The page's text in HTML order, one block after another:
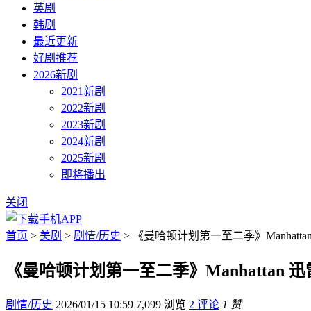
英剧
韩剧
最近更新
好剧推荐
2026新剧
2021新剧
2022新剧
2023新剧
2024新剧
2025新剧
即将播出
关闭
首页 > 美剧 > 剧情/历史 > 《曼哈顿计划第一至二季》
《曼哈顿计划第一至二季》Manhattan 迅
剧情/历史 2026/01/15 10:59 7,099 浏览 2 评论 1 赞